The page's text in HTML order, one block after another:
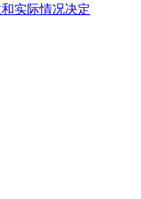
实际情况决定